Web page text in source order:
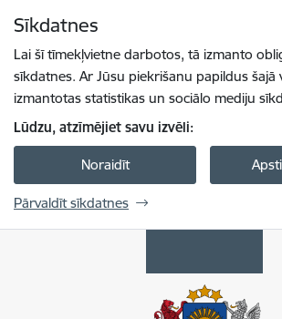
Sīkdatnes
Lai šī tīmekļvietne darbotos, tā izmanto
sīkdatnes. Ar Jūsu piekrišanu papildus šajā
izmantotas statistikas un sociālo mediju
Lūdzu, atzīmējiet savu izvēli:
Noraidīt
Pārvaldīt sīkdatnes